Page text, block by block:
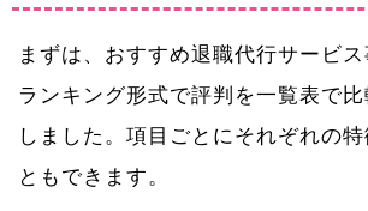
まずは、おすすめ退職代行サービ
ランキング形式で評判を一覧表で
しました。項目ごとにそれぞれの特
ともできます。